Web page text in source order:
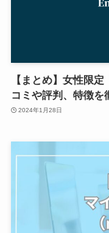
【まとめ】女性限
コミや評判、特徴を
2024年1月28日